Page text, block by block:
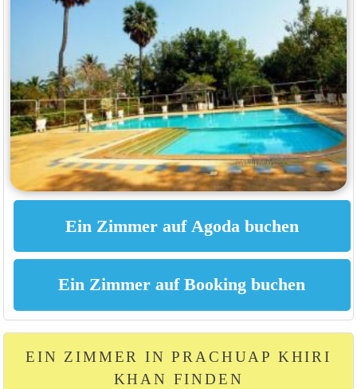
EIN ZIMMER IN PRACHUAP KHIRI
KHAN FINDEN